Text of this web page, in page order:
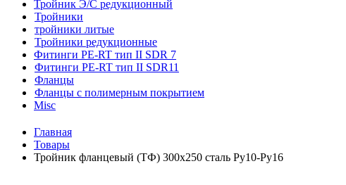
Тройник Э/С редукционный
Тройники
тройники литые
Тройники редукционные
Фитинги PE-RT тип II SDR 7
Фитинги PE-RT тип II SDR11
Фланцы
Фланцы с полимерным покрытием
Misc
Главная
Товары
Тройник фланцевый (ТФ) 300х250 сталь Ру10-Ру16